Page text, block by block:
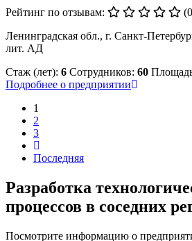
Рейтинг по отзывам:
Ленинградская обл., г. Санкт-
лит. АД
Стаж (лет): 6 Сотрудников: 60
Подробнее о предприятии
1
2
3
Последняя
Разработка
процессов в соседних
Посмотрите информацию о